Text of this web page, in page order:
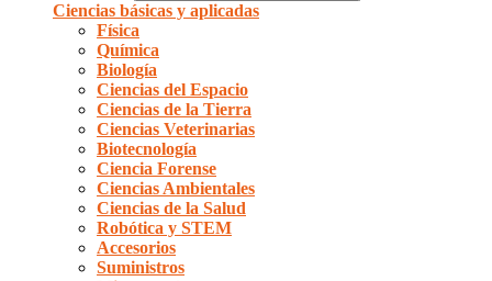
Ciencias básicas y aplicadas
Física
Química
Biología
Ciencias del Espacio
Ciencias de la Tierra
Ciencias Veterinarias
Biotecnología
Ciencia Forense
Ciencias Ambientales
Ciencias de la Salud
Robótica y STEM
Accesorios
Suministros